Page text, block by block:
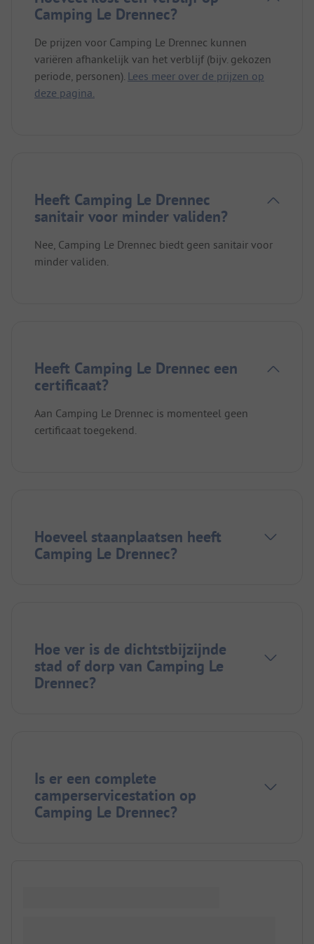
Camping Le Drennec?
De prijzen voor Camping Le Drennec kunnen
variëren afhankelijk van het verblijf (bijv. gekozen
periode, personen). Lees meer over de prijzen op
deze pagina.
Heeft Camping Le Drennec
sanitair voor minder validen?
Nee, Camping Le Drennec biedt geen sanitair voor
minder validen.
Heeft Camping Le Drennec een
certificaat?
Aan Camping Le Drennec is momenteel geen
certificaat toegekend.
Hoeveel staanplaatsen heeft
Camping Le Drennec?
Hoe ver is de dichtstbijzijnde
stad of dorp van Camping Le
Drennec?
Is er een complete
camperservicestation op
Camping Le Drennec?